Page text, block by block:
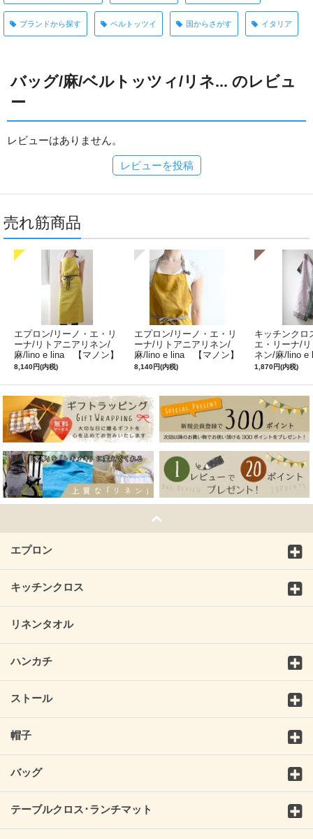
ブランドから探す ベルトッツイ 国からさがす イタリア
バッグ/麻/ベルトッツィ/リネ... のレビュ
ー
レビューはありません。
レビューを投稿
売れ筋商品
エプロン/リーノ・エ・リ
ーナ/リトアニアリネン/
麻/lino e lina 【マノン】
ミモザ
8,140円(内税)
エプロン/リーノ・エ・リ
ーナ/リトアニアリネン/
麻/lino e lina 【マノン】
サフランイエロー
8,140円(内税)
キッチンクロ
エ・リーナ/
ネン/麻/lino
ルフィ】パー
1,870円(内税)
エプロン
キッチンクロス
リネンタオル
ハンカチ
ストール
帽子
バッグ
テーブルクロス･ランチマット